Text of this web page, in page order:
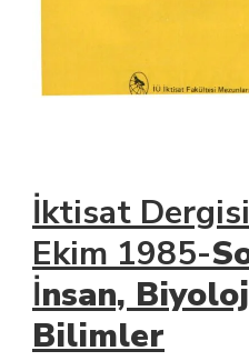
İktisat
Ekim 1985-
İnsan,
Bilimler